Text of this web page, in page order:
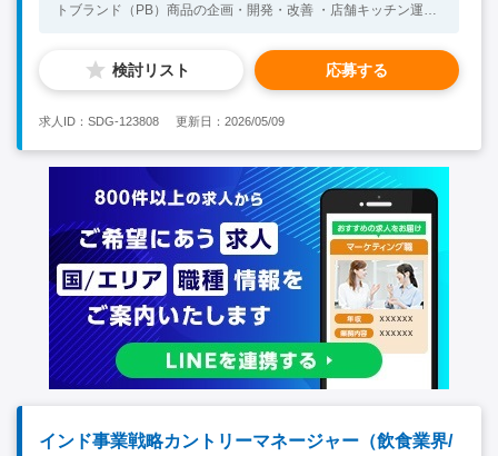
トブランド（PB）商品の企画・開発・改善 ・店舗キッチン運営
る業務経験 ・食材や商品開発の知識があること ・ビジネスレベ
ルの英語力 ＜歓迎条件＞ ・フランチャイズ店舗立ち上げの経験
品業界での経験 ＜求める人物像＞ ・インドでの事業拡大という
ミッションへのチャレンジ意欲の高い方 ・インド人と良好な関
係性を築けるコミュニケーション能力の高い方 ・責任ある役割
で新規事業立ち上げに携わった経験のある方 ・国内外の出張に
抵抗がない方
検討リスト 応募する
求人ID：SDG-123808 更新日：2026/05/09
インド事業戦略カントリーマネージャー（飲食業界/